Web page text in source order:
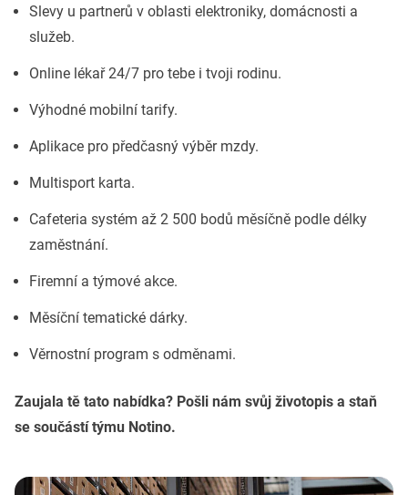
Slevy u partnerů v oblasti elektroniky, domácnosti a
služeb.
Online lékař 24/7 pro tebe i tvoji rodinu.
Výhodné mobilní tarify.
Aplikace pro předčasný výběr mzdy.
Multisport karta.
Cafeteria systém až 2 500 bodů měsíčně podle délky
zaměstnání.
Firemní a týmové akce.
Měsíční tematické dárky.
Věrnostní program s odměnami.
Zaujala tě tato nabídka? Pošli nám svůj životopis a staň
se součástí týmu Notino.